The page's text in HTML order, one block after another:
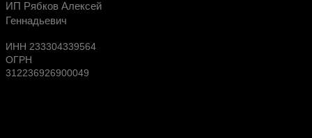
новых поступлений на склад
ИП Рябков Алексей
Геннадьевич
ИНН 233304339564
ОГРН
312236926900049